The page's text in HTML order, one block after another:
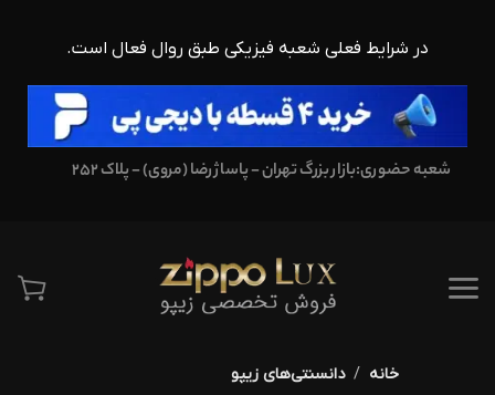
در شرایط فعلی شعبه فیزیکی طبق روال فعال است.
شعبه حضوری:بازار بزرگ تهران - پاساژ رضا (مروی) - پلاک 252
خانه دانسنتی‌های زیپو